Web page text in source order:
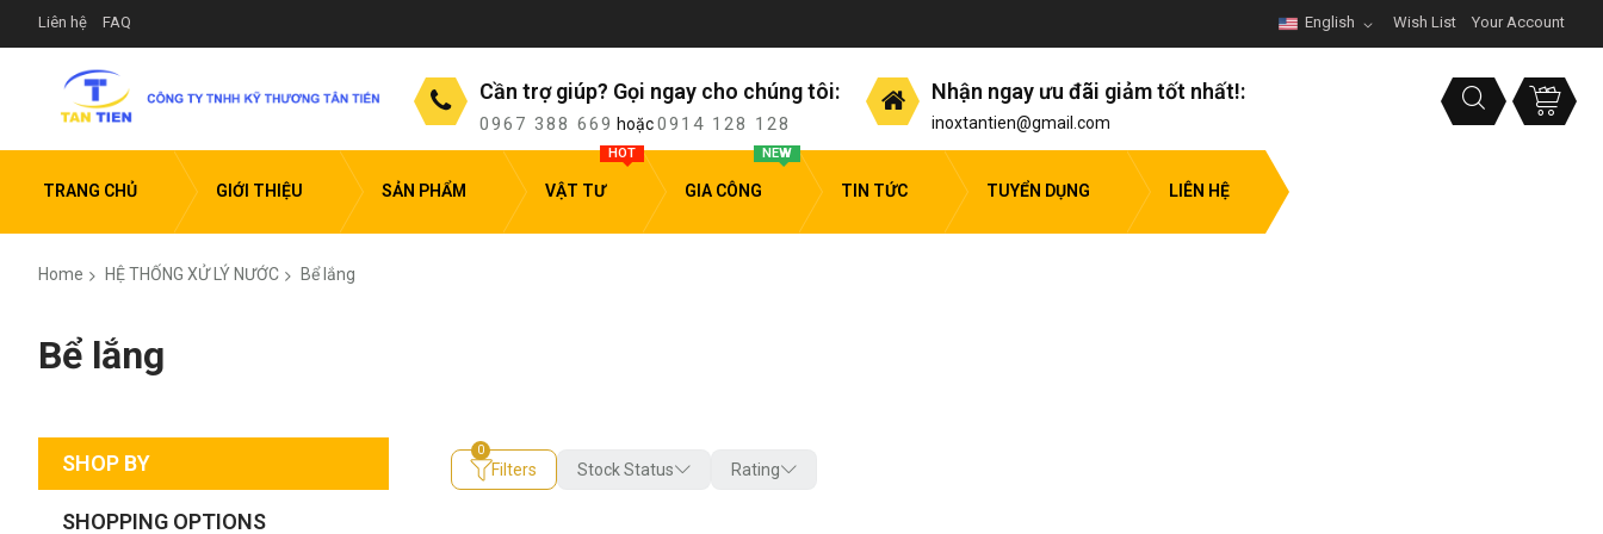
Liên hệ FAQ Wish List Your Account
English
Cần trợ giúp? Gọi ngay cho chúng tôi:
0967 388 669 hoặc0914 128 128
Nhận ngay ưu đãi giảm tốt nhất!:
inoxtantien@gmail.com
TRANG CHỦ GIỚI THIỆU SẢN PHẨM VẬT TƯ
HOT
GIA CÔNG
NEW
TIN TỨC TUYỂN DỤNG LIÊN HỆ
Home HỆ THỐNG XỬ LÝ NƯỚC Bể lắng
Bể lắng
Filters Stock Status Rating
SHOP BY
SHOPPING OPTIONS